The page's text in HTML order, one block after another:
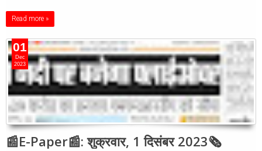
Read more »
01
Dec
2023
📰E-Paper📰: शुक्रवार, 1 दिसंबर 2023🗞